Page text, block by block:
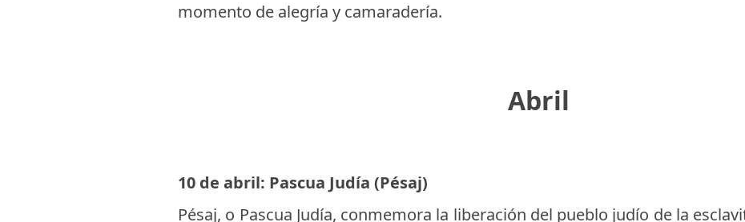
momento de alegría y camaradería.
Abril
10 de abril: Pascua Judía (Pésaj)
Pésaj, o Pascua Judía, conmemora la liberación del pueblo judío de la